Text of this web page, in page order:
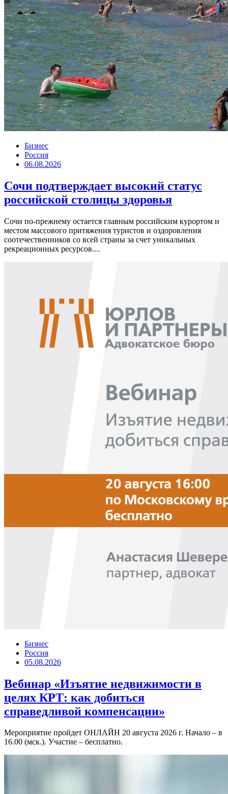
Бизнес
Россия
06.08.2026
Сочи подтверждает высокий статус
российской столицы здоровья
Сочи по-прежнему остается главным российским курортом и
местом массового притяжения туристов и оздоровления
соотечественников со всей страны за счет уникальных
рекреационных ресурсов....
Бизнес
Россия
05.08.2026
Вебинар «Изъятие недвижимости в
целях КРТ: как добиться
справедливой компенсации»
Мероприятие пройдет ОНЛАЙН 20 августа 2026 г. Начало – в
16.00 (мск.). Участие – бесплатно.